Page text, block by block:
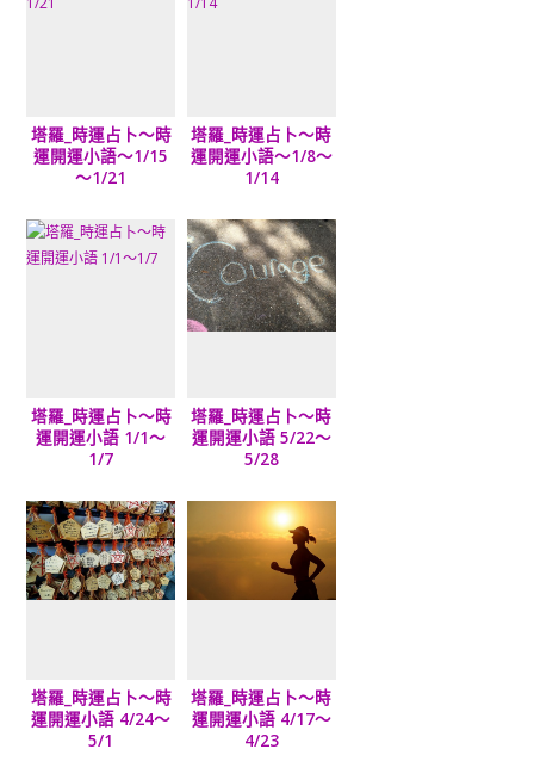
塔羅_時運占卜～時
運開運小語～1/15
～1/21
塔羅_時運占卜～時
運開運小語～1/8～
1/14
塔羅_時運占卜～時
運開運小語 1/1～
1/7
塔羅_時運占卜～時
運開運小語 5/22～
5/28
塔羅_時運占卜～時
運開運小語 4/24～
5/1
塔羅_時運占卜～時
運開運小語 4/17～
4/23